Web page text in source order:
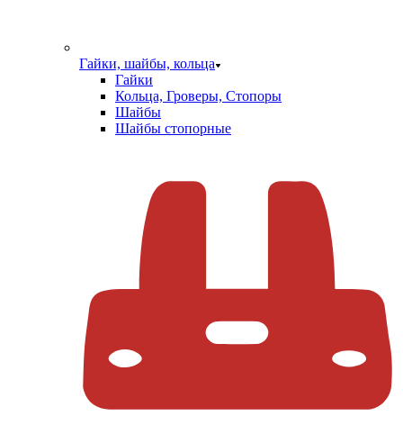
Гайки, шайбы, кольца
Гайки
Кольца, Гроверы, Стопоры
Шайбы
Шайбы стопорные